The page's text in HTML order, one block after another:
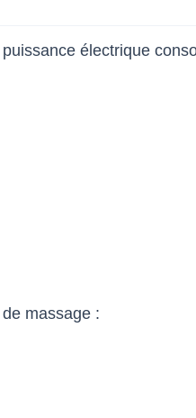
électrique
massage :